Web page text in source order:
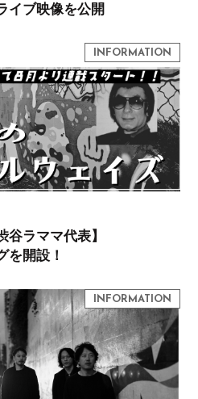
イブ映像を公開
谷ラママ代表】
を開設！